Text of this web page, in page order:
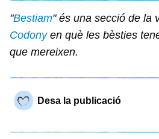
"Bestiam" és una secció de la
Codonyen què les bèsties
que mereixen.
Desa la publicació